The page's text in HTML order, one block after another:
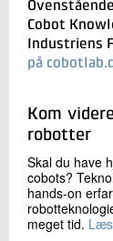
Cobot
Industriens
på
Kom
robotter
Skal du have
cobots?
hands-on
meget tid.